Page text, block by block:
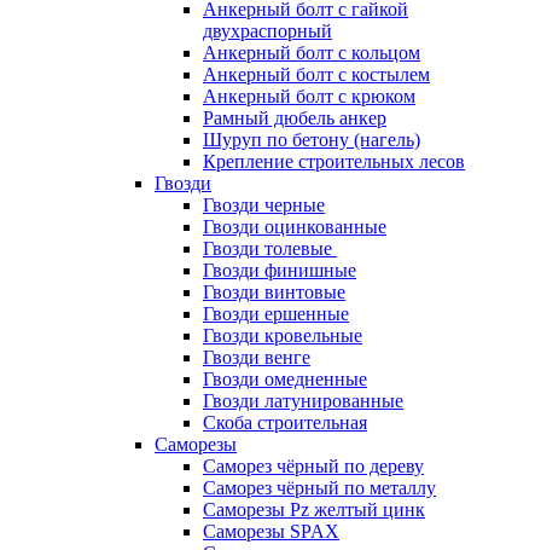
Анкерный болт с гайкой
двухраспорный
Анкерный болт с кольцом
Анкерный болт с костылем
Анкерный болт с крюком
Рамный дюбель анкер
Шуруп по бетону (нагель)
Крепление строительных лесов
Гвозди
Гвозди черные
Гвозди оцинкованные
Гвозди толевые
Гвозди финишные
Гвозди винтовые
Гвозди ершенные
Гвозди кровельные
Гвозди венге
Гвозди омедненные
Гвозди латунированные
Скоба строительная
Саморезы
Саморез чёрный по дереву
Саморез чёрный по металлу
Саморезы Pz желтый цинк
Саморезы SPAX